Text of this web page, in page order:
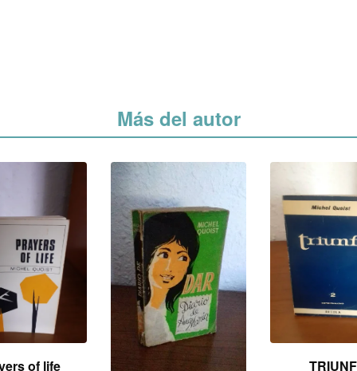
Más del autor
of life